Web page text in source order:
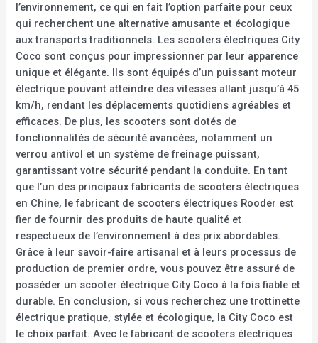
l’environnement, ce qui en fait l’option parfaite pour ceux
qui recherchent une alternative amusante et écologique
aux transports traditionnels. Les scooters électriques City
Coco sont conçus pour impressionner par leur apparence
unique et élégante. Ils sont équipés d’un puissant moteur
électrique pouvant atteindre des vitesses allant jusqu’à 45
km/h, rendant les déplacements quotidiens agréables et
efficaces. De plus, les scooters sont dotés de
fonctionnalités de sécurité avancées, notamment un
verrou antivol et un système de freinage puissant,
garantissant votre sécurité pendant la conduite. En tant
que l’un des principaux fabricants de scooters électriques
en Chine, le fabricant de scooters électriques Rooder est
fier de fournir des produits de haute qualité et
respectueux de l’environnement à des prix abordables.
Grâce à leur savoir-faire artisanal et à leurs processus de
production de premier ordre, vous pouvez être assuré de
posséder un scooter électrique City Coco à la fois fiable et
durable. En conclusion, si vous recherchez une trottinette
électrique pratique, stylée et écologique, la City Coco est
le choix parfait. Avec le fabricant de scooters électriques